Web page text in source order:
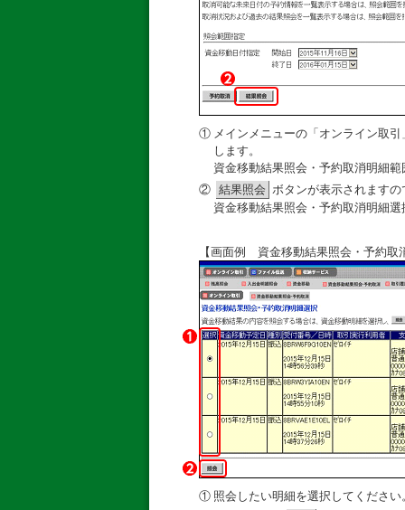
① メインメニューの「オンライン取
します。
資金移動結果照会・予約取消明細
② 結果照会 ボタンが表示されます
資金移動結果照会・予約取消明細
【画面例 資金移動結果照会・予約取
① 照会したい明細を選択してください